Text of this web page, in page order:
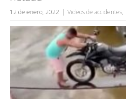
12 de enero, 2022 Videos de accidentes,